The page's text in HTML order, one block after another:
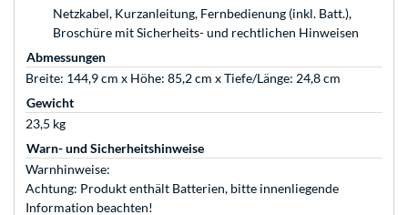
Netzkabel, Kurzanleitung, Fernbedienung (inkl. Batt.),
Broschüre mit Sicherheits- und rechtlichen Hinweisen
Abmessungen
Breite: 144,9 cm x Höhe: 85,2 cm x Tiefe/Länge: 24,8 cm
Gewicht
23,5 kg
Warn- und Sicherheitshinweise
Warnhinweise:
Achtung: Produkt enthält Batterien, bitte innenliegende
Information beachten!